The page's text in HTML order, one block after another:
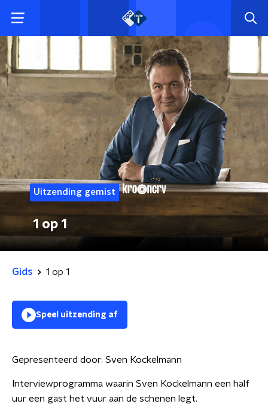
Uitzending gemist
1 op 1
Gids 1 op 1
Speel uitzending af
Gepresenteerd door: Sven Kockelmann
Interviewprogramma waarin Sven Kockelmann een half
uur een gast het vuur aan de schenen legt.